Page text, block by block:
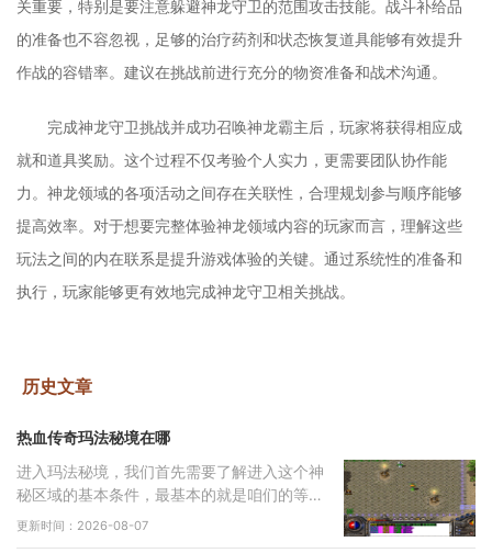
关重要，特别是要注意躲避神龙守卫的范围攻击技能。战斗补给品
的准备也不容忽视，足够的治疗药剂和状态恢复道具能够有效提升
作战的容错率。建议在挑战前进行充分的物资准备和战术沟通。
完成神龙守卫挑战并成功召唤神龙霸主后，玩家将获得相应成
就和道具奖励。这个过程不仅考验个人实力，更需要团队协作能
力。神龙领域的各项活动之间存在关联性，合理规划参与顺序能够
提高效率。对于想要完整体验神龙领域内容的玩家而言，理解这些
玩法之间的内在联系是提升游戏体验的关键。通过系统性的准备和
执行，玩家能够更有效地完成神龙守卫相关挑战。
历史文章
热血传奇玛法秘境在哪
进入玛法秘境，我们首先需要了解进入这个神
秘区域的基本条件，最基本的就是咱们的等级
必须达到六十五级，没有这个等级是连门都找
更新时间：2026-08-07